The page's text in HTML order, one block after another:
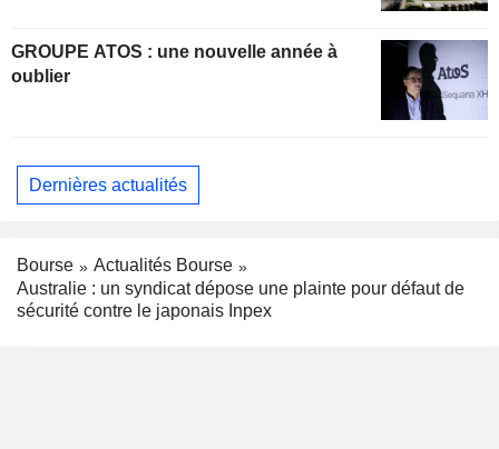
GROUPE ATOS : une nouvelle année à
oublier
Dernières actualités
Bourse
Actualités Bourse
Australie : un syndicat dépose une plainte pour défaut de
sécurité contre le japonais Inpex